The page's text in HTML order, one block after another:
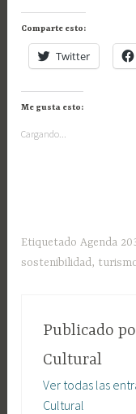
Comparte esto:
Twitter
Me gusta esto:
Cargando...
EtiquetadoAgenda
sostenibilidad,
Publicado
Cultural
Ver todas las
Cultural